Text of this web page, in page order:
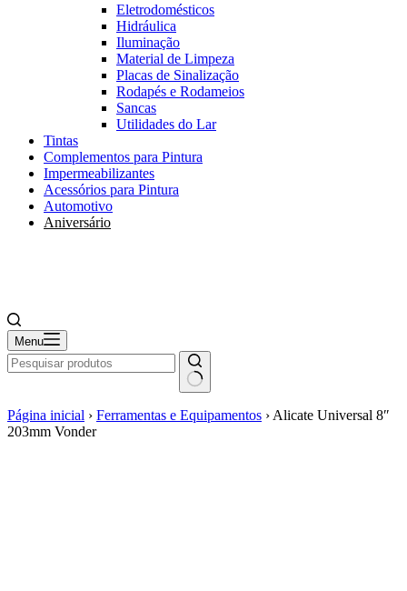
Eletrodomésticos
Hidráulica
Iluminação
Material de Limpeza
Placas de Sinalização
Rodapés e Rodameios
Sancas
Utilidades do Lar
Tintas
Complementos para Pintura
Impermeabilizantes
Acessórios para Pintura
Automotivo
Aniversário
Menu
Página inicial › Ferramentas e Equipamentos › Alicate Universal 8″
203mm Vonder